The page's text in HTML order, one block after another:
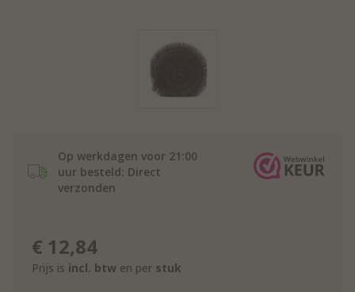
Op werkdagen voor 21:00
uur besteld: Direct
verzonden
€ 12,84
Prijs is incl. btw en per stuk